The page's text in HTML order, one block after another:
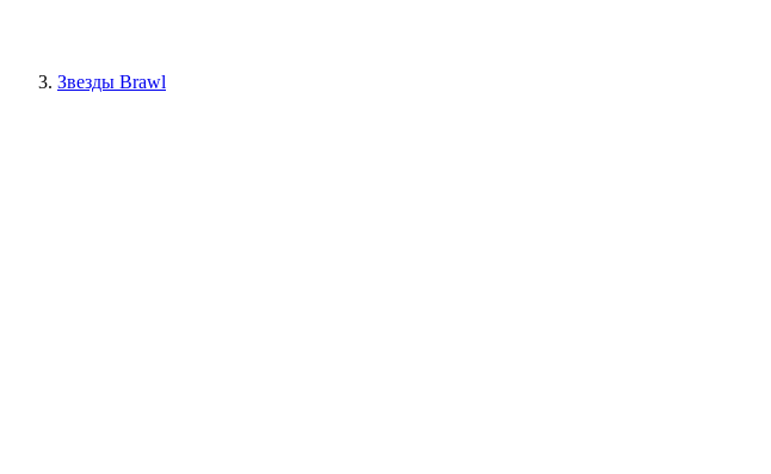
Звезды Brawl